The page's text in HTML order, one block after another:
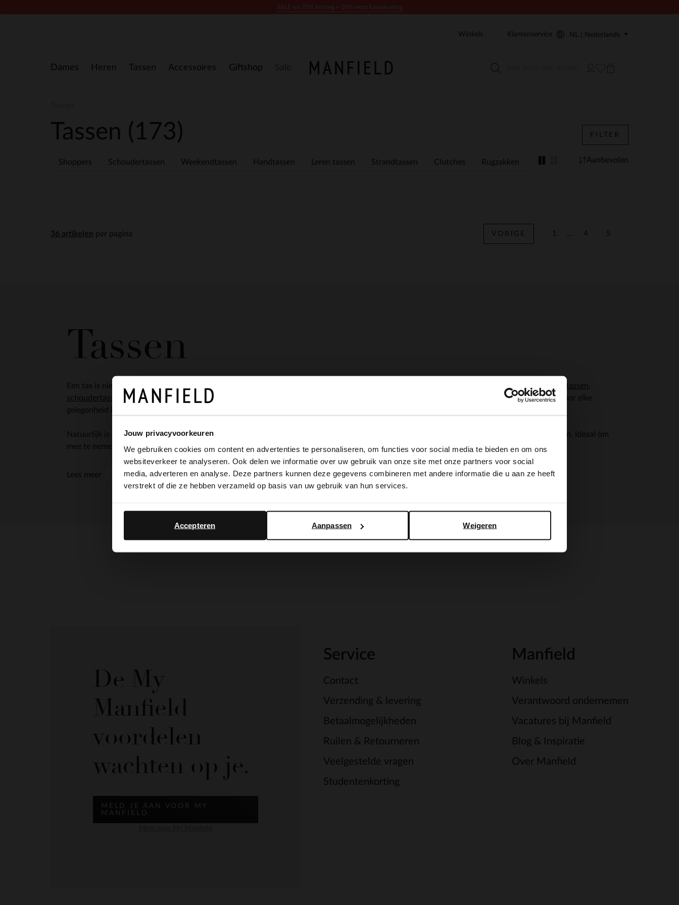
Jouw privacyvoorkeuren
We gebruiken cookies om content en advertenties te personaliseren, om functies voor social media te bieden en om ons
websiteverkeer te analyseren. Ook delen we informatie over uw gebruik van onze site met onze partners voor social
media, adverteren en analyse. Deze partners kunnen deze gegevens combineren met andere informatie die u aan ze heeft
verstrekt of die ze hebben verzameld op basis van uw gebruik van hun services.
Weigeren
Aanpassen
Accepteren
Dames Heren Tassen Accessoires Giftshop Sale
Winkels Klantenservice NL | Nederlands
Tassen (173)
Shoppers Schoudertassen Weekendtassen Handtassen Leren tassen Strandtassen Clutches Rugzakken Laptoptassen Herentassen
FILTER
Aanbevolen
per pagina VORIGE 1 ... 4 5
Tassen
Een tas is niet alleen erg handig om je spullen in op te bergen, maar tassen maken je outfit ook helemaal af. In de nieuwe collectie vind je handtassen
schoudertassen
en shoppers voor een dagje weg,
voor een avondje uit. Voor elke
gelegenheid is een geschikte tas te vinden passend bij jouw stijl.
Natuurlijk is er ook aan de heren gedacht en vind je bij Manfield een stijlvolle collectie
met verschillende kwalitatieve laptoptassen. Ideaal om
mee te nemen naar het werk!
Lees meer
De My
Manfield
voordelen
wachten op je.
MELD JE AAN VOOR MY
MANFIELD
Service
Contact
Verzending & levering
Betaalmogelijkheden
Ruilen & Retourneren
Veelgestelde vragen
Studentenkorting
Manfield
Winkels
Verantwoord ondernemen
Vacatures bij Manfield
Blog & Inspiratie
Over Manfield
×
It looks like your language isn't Dutch. Would you like to